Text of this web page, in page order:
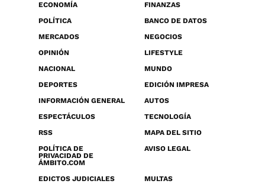
ECONOMÍA
FINANZAS
POLÍTICA
BANCO DE DATOS
MERCADOS
NEGOCIOS
OPINIÓN
LIFESTYLE
NACIONAL
MUNDO
DEPORTES
EDICIÓN IMPRESA
INFORMACIÓN GENERAL
AUTOS
ESPECTÁCULOS
TECNOLOGÍA
RSS
MAPA DEL SITIO
POLÍTICA DE
PRIVACIDAD DE
ÁMBITO.COM
AVISO LEGAL
EDICTOS JUDICIALES MULTAS